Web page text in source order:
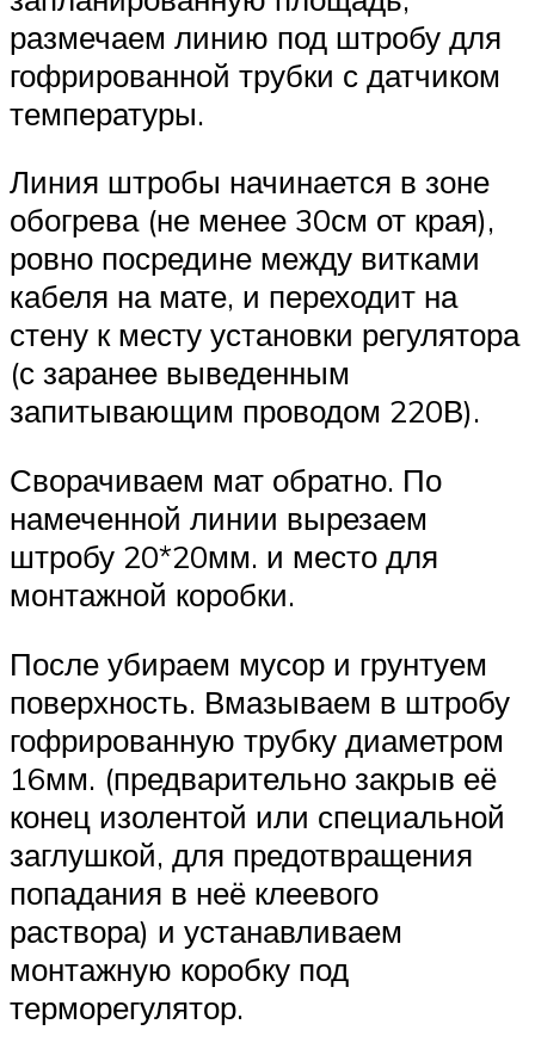
размечаем линию под штробу для
гофрированной трубки с датчиком
температуры.
Линия штробы начинается в зоне
обогрева (не менее 30см от края),
ровно посредине между витками
кабеля на мате, и переходит на
стену к месту установки регулятора
(с заранее выведенным
запитывающим проводом 220В).
Сворачиваем мат обратно. По
намеченной линии вырезаем
штробу 20*20мм. и место для
монтажной коробки.
После убираем мусор и грунтуем
поверхность. Вмазываем в штробу
гофрированную трубку диаметром
16мм. (предварительно закрыв её
конец изолентой или специальной
заглушкой, для предотвращения
попадания в неё клеевого
раствора) и устанавливаем
монтажную коробку под
терморегулятор.